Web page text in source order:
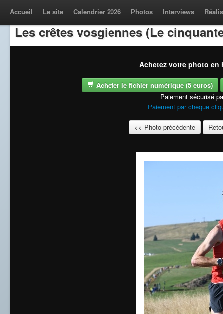
Accueil Le site Calendrier 2026 Photos Interviews
Les crêtes vosgiennes (Le
Achetez votre photo en
Acheter le fichier numérique (5 euros)
Paiement sécurisé
Paiement par chèque
<< Photo précédente